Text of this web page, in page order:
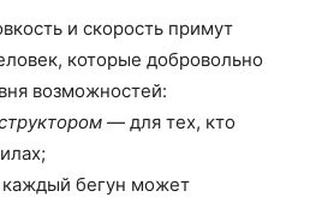
и скорость примут
которые добровольно
возможностей:
— для тех, кто
бегун может